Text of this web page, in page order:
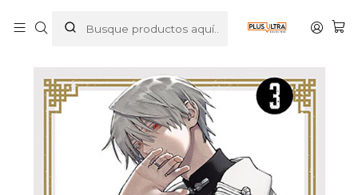
GOKURAKUGAI 03 - IVREA ARGENTINA